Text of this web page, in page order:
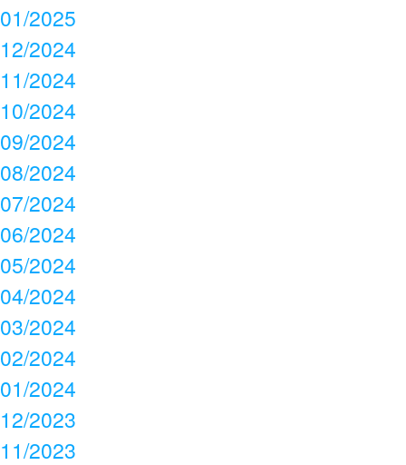
01/2025
12/2024
11/2024
10/2024
09/2024
08/2024
07/2024
06/2024
05/2024
04/2024
03/2024
02/2024
01/2024
12/2023
11/2023